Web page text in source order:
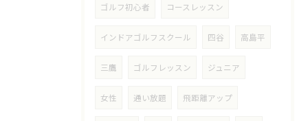
ゴルフ初心者 コースレッスン
インドアゴルフスクール 四谷 高島平
三鷹 ゴルフレッスン ジュニア
女性 通い放題 飛距離アップ